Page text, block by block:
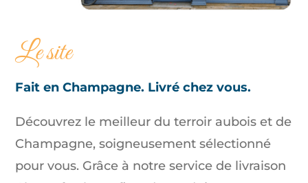
Le site
Fait en Champagne. Livré chez vous.
Découvrez le meilleur du terroir aubois et de
Champagne, soigneusement sélectionné
pour vous. Grâce à notre service de livraison